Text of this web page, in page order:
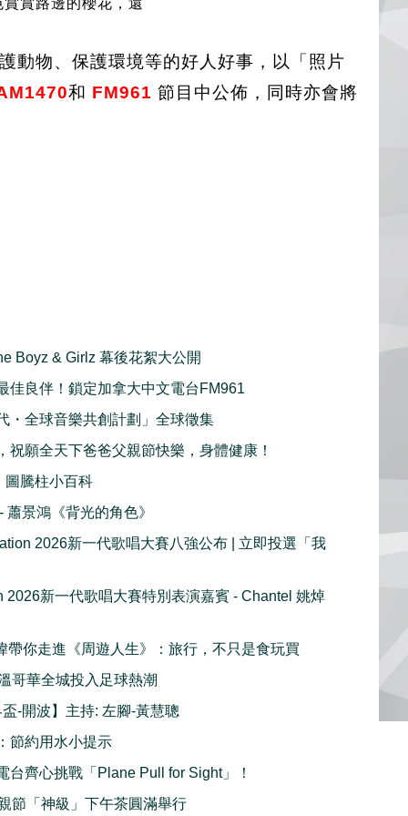
賞路邊的櫻花，還
動物、保護環境等的好人好事，以「照片
和 FM961 節目中公佈，同時亦會將
Boyz & Girlz 幕後花絮大公開
佳良伴！鎖定加拿大中文電台FM961
・全球音樂共創計劃」全球徵集
祝願全天下爸爸父親節快樂，身體健康！
圖騰柱小百科
蕭景鴻《背光的角色》
2026新一代歌唱大賽八強公布 | 立即投選「我
2026新一代歌唱大賽特別表演嘉賓 - Chantel 姚焯
帶你走進《周遊人生》：旅行，不只是食玩買
哥華全城投入足球熱潮
-開波】主持: 左腳-黃慧聰
節約用水小提示
台齊心挑戰「Plane Pull for Sight」！
節「神級」下午茶圓滿舉行